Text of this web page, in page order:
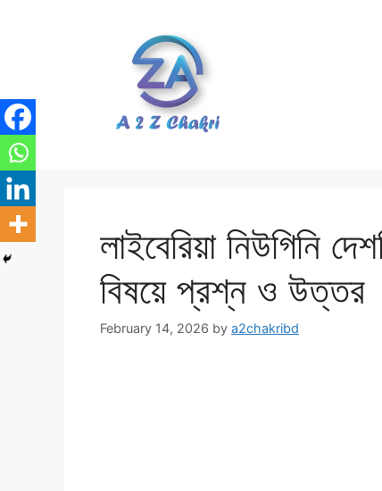
লাইবেরিয়া নিউগিনি
বিষয়ে প্রশ্ন ও উত্তর
February 14, 2026 by a2chakribd